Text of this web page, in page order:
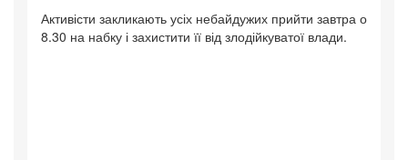
Активісти закликають усіх небайдужих прийти завтра о
8.30 на набку і захистити її від злодійкуватої влади.